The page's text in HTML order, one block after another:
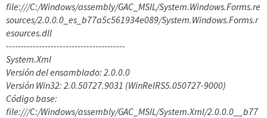
file:///C:/Windows/assembly/GAC_MSIL/System.Windows.Forms.re
sources/2.0.0.0_es_b77a5c561934e089/System.Windows.Forms.r
esources.dll
----------------------------------------
System.Xml
Versión del ensamblado: 2.0.0.0
Versión Win32: 2.0.50727.9031 (WinRelRS5.050727-9000)
Código base:
file:///C:/Windows/assembly/GAC_MSIL/System.Xml/2.0.0.0__b77